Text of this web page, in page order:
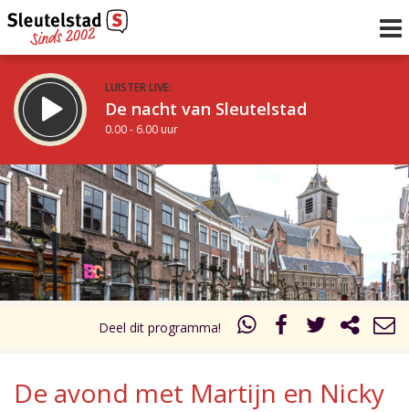
LUISTER LIVE:
De nacht van Sleutelstad
0.00 - 6.00 uur
STRAKS:
De ochtend van Sleutelstad
6.00 - 12.00 uur
Vorig uur
uur 1 van 0 Volgend uur
Inklappen
Deel dit programma!
De avond met Martijn en Nicky